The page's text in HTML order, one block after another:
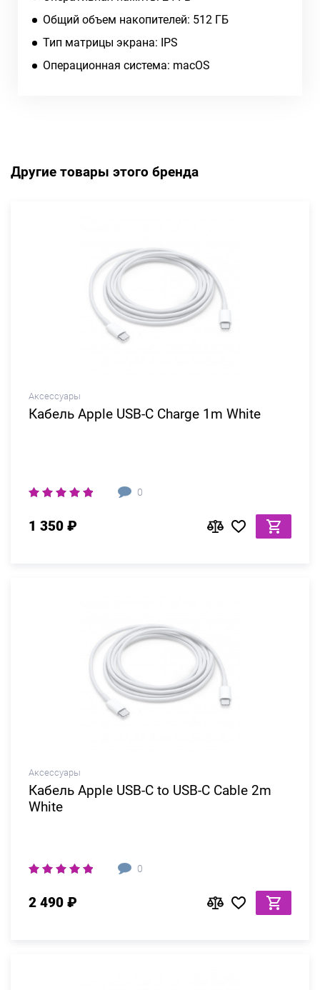
Общий объем накопителей: 512 ГБ
Тип матрицы экрана: IPS
Операционная система: macOS
Другие товары этого бренда
Аксессуары
Кабель Apple USB-C Charge 1m White
0
1 350 ₽
Аксессуары
Кабель Apple USB-C to USB-C Cable 2m
White
0
2 490 ₽